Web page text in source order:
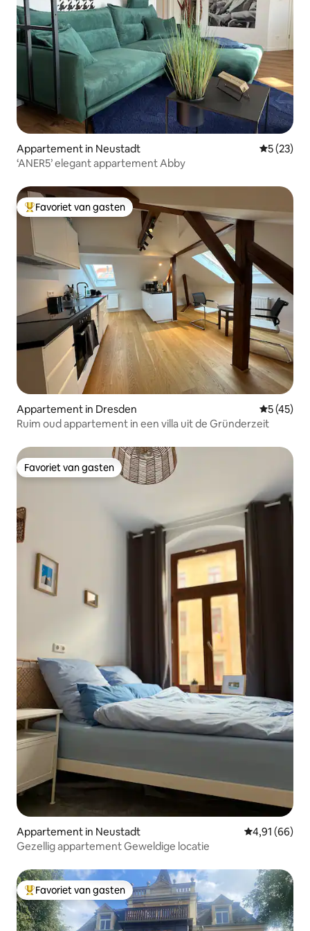
Appartement in Neustadt
5 (23)
‘ANER5’ elegant appartement Abby
Topfavoriet van gasten
Favoriet van gasten
Appartement in Dresden
5 (45)
Ruim oud appartement in een villa uit de Gründerzeit
Favoriet van gasten
Favoriet van gasten
Appartement in Neustadt Gemiddelde
4,91 (66)
Gezellig appartement Geweldige locatie
Topfavoriet van gasten
Favoriet van gasten